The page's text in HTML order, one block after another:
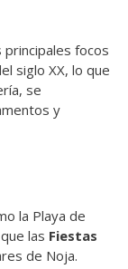
principales focos
siglo XX, lo que
se
y
la Playa de
las Fiestas
de Noja.